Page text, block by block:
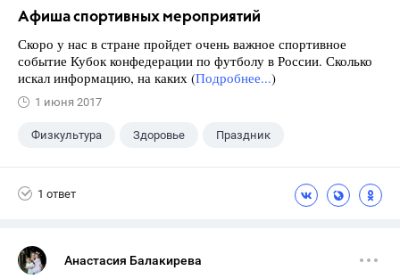
Афиша спортивных мероприятий
Скоро у нас в стране пройдет очень важное спортивное
событие Кубок конфедерации по футболу в России. Сколько
искал информацию, на каких (Подробнее...)
1 июня 2017
Физкультура Здоровье Праздник
1 ответ
Анастасия Балакирева